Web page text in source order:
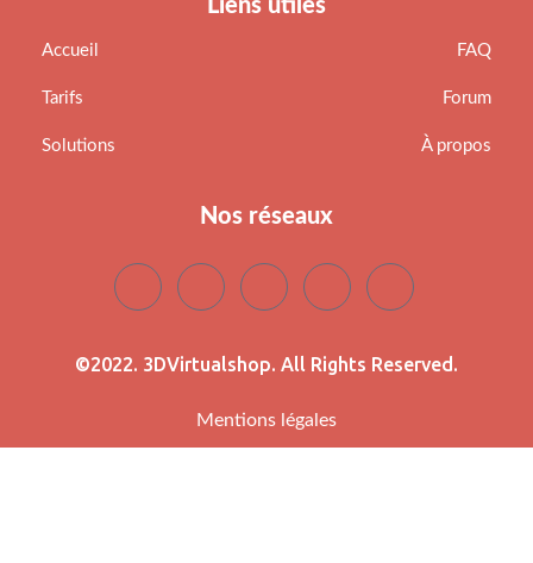
Liens utiles
Accueil
Tarifs
Solutions
FAQ
Forum
À propos
Nos réseaux
©2022. 3DVirtualshop. All Rights Reserved.
Mentions légales